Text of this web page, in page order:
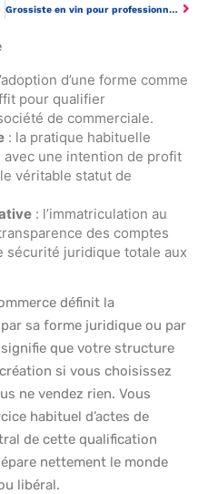
Grossiste en vin pour professionnel : le producteur ou le distributeur, que choisir ?
d’une forme comme
pour qualifier
de commerciale.
: la pratique habituelle
avec une intention de profit
véritable statut de
: l’immatriculation au
des comptes
sécurité juridique totale aux
définit la
sa forme juridique ou par
que votre structure
si vous choisissez
ne vendez rien. Vous
habituel d’actes de
de cette qualification
nettement le monde
libéral.